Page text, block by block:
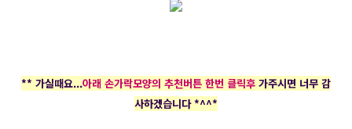
** 가실때요...아래 손가락모양의 추천버튼 한번 클릭후 가주시면 너무 감
사하겠습니다 *^^*